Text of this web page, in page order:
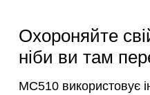
Охороняйте
ніби ви там
MC510 використовує